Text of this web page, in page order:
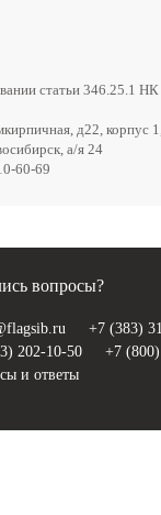
статьи 346.25.1
д22, корпус
а/я 24
60-69
вопросы?
+7 (383)
202-10-50
+7
и ответы